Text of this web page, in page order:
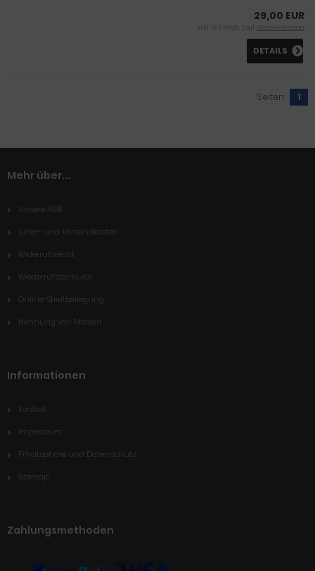
29,00 EUR
inkl. 19 % MwSt. zzgl. Versandkosten
DETAILS
Seiten: 1
Mehr über...
Unsere AGB
Liefer- und Versandkosten
Widerrufsrecht
Wiederrufsformular
Online-Streitbeilegung
Nennung von Marken
Informationen
Kontakt
Impressum
Privatsphäre und Datenschutz
Sitemap
Zahlungsmethoden